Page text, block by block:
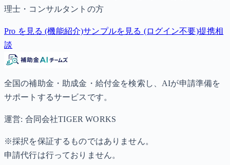
理士・コンサルタントの方
Pro を見る (機能紹介)サンプルを見る (ログイン不要)提携相
談
全国の補助金・助成金・給付金を検索し、AIが申請準備を
サポートするサービスです。
運営: 合同会社TIGER WORKS
※採択を保証するものではありません。
申請代行は行っておりません。